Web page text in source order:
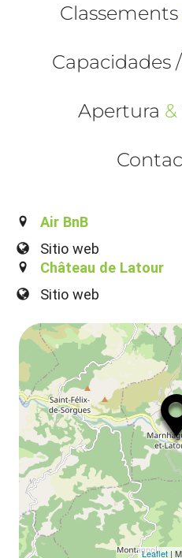
Classements
Capacidades
Apertura &
Air BnB
Sitio web
Château de Latour
Sitio web
Leaflet |